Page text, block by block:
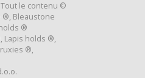
le contenu ©
®, Bleaustone
®
Lapis holds ®,
®,